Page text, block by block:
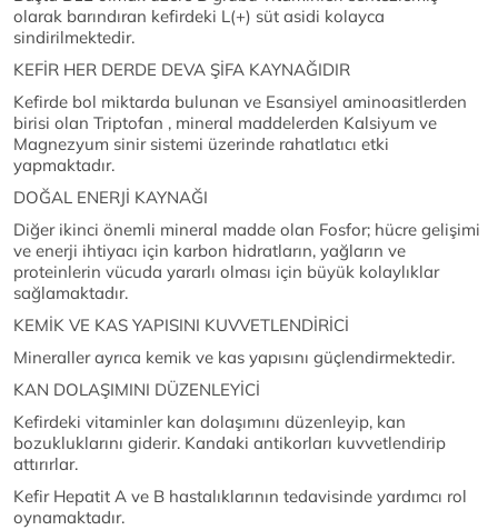
olarak barındıran kefirdeki L(+) süt asidi kolayca
sindirilmektedir.
KEFİR HER DERDE DEVA ŞİFA KAYNAĞIDIR
Kefirde bol miktarda bulunan ve Esansiyel aminoasitlerden
birisi olan Triptofan , mineral maddelerden Kalsiyum ve
Magnezyum sinir sistemi üzerinde rahatlatıcı etki
yapmaktadır.
DOĞAL ENERJİ KAYNAĞI
Diğer ikinci önemli mineral madde olan Fosfor; hücre gelişimi
ve enerji ihtiyacı için karbon hidratların, yağların ve
proteinlerin vücuda yararlı olması için büyük kolaylıklar
sağlamaktadır.
KEMİK VE KAS YAPISINI KUVVETLENDİRİCİ
Mineraller ayrıca kemik ve kas yapısını güçlendirmektedir.
KAN DOLAŞIMINI DÜZENLEYİCİ
Kefirdeki vitaminler kan dolaşımını düzenleyip, kan
bozukluklarını giderir. Kandaki antikorları kuvvetlendirip
attırırlar.
Kefir Hepatit A ve B hastalıklarının tedavisinde yardımcı rol
oynamaktadır.